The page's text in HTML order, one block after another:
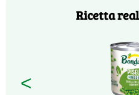
Ricetta
<